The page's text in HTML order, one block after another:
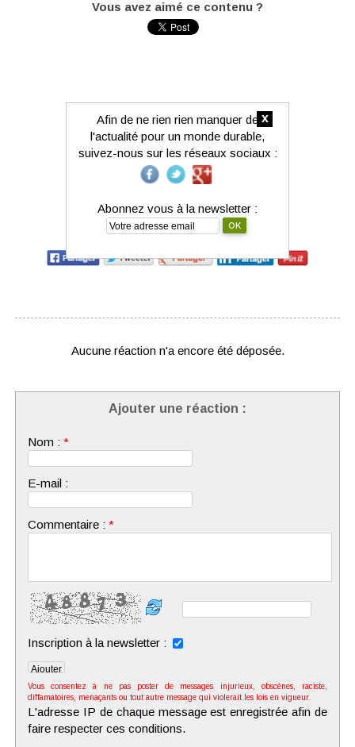
Vous avez aimé ce contenu ?
Partagez-le avec votre réseau :
Aucune réaction n'a encore été déposée.
Ajouter une réaction :
Nom : *
E-mail :
Commentaire : *
Inscription à la newsletter :
Vous consentez à ne pas poster de messages injurieux, obscènes, raciste,
diffamatoires, menaçants ou tout autre message qui violerait les lois en vigueur.
L'adresse IP de chaque message est enregistrée afin de
faire respecter ces conditions.
x
Afin de ne rien rien manquer de
l'actualité pour un monde durable,
suivez-nous sur les réseaux sociaux :
Abonnez vous à la newsletter :